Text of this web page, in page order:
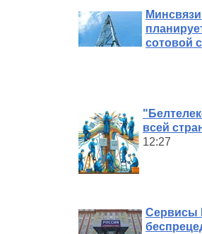
сотовой
всей
12:27
Сервисы